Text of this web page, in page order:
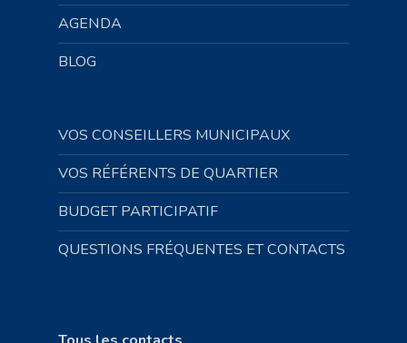
AGENDA
BLOG
VOS CONSEILLERS MUNICIPAUX
VOS RÉFÉRENTS DE QUARTIER
BUDGET PARTICIPATIF
QUESTIONS FRÉQUENTES ET CONTACTS